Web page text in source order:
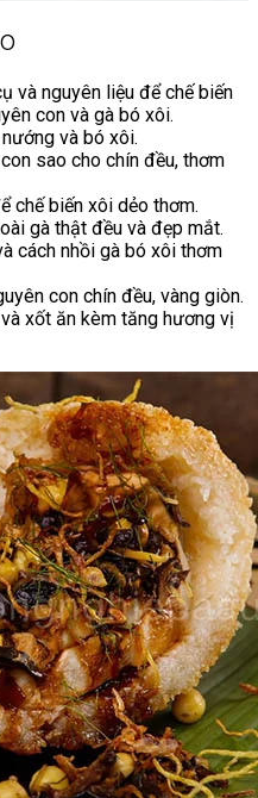
và nguyên liệu để chế biến
con và gà bó xôi.
và bó xôi.
sao cho chín đều, thơm
chế biến xôi dẻo thơm.
gà thật đều và đẹp mắt.
cách nhồi gà bó xôi thơm
con chín đều, vàng giòn.
xốt ăn kèm tăng hương vị